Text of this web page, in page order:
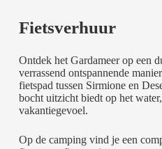
Fietsverhuur
Ontdek het Gardameer op een
verrassend ontspannende
fietspad tussen Sirmioneen
bocht uitzicht biedt op het
vakantiegevoel.
Op de camping vind je een